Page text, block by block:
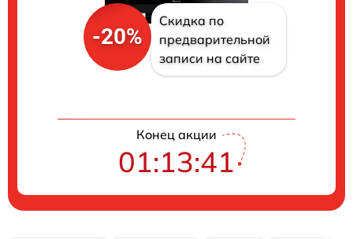
-20%
Скидка по
предварительной
записи на сайте
Конец акции
01:13:40